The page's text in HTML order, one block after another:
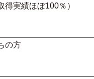
実績ほぼ100％）
の方